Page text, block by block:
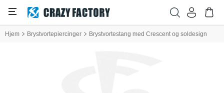
Hjem Brystvortepiercinger Brystvortestang med Crescent og soldesign